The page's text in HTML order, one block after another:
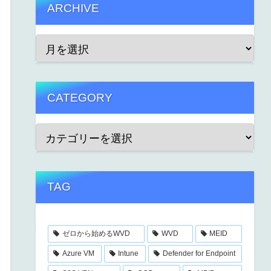
ARCHIVE
CATEGORY
TAG
ゼロから始めるWVD WVD MEID
Azure VM Intune Defender for Endpoint